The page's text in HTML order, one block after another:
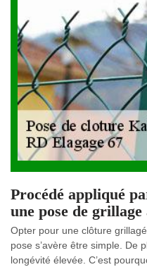
Procédé appliqué
une pose de
Opter pour une clôture
pose s’avère être simple. De
longévité élevée. C’est